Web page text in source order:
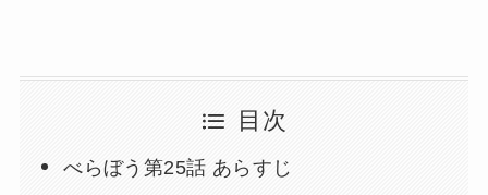
目次
べらぼう第25話 あらすじ